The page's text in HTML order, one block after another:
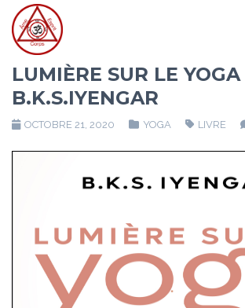
LUMIÈRE SUR LE
B.K.S.IYENGAR
OCTOBRE 21, 2020 YOGA LIVRE